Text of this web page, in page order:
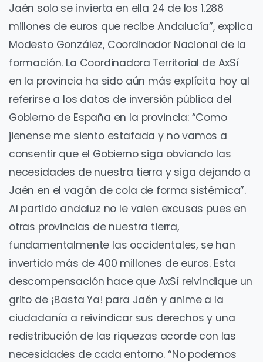
Jaén solo se invierta en ella 24 de los 1.288
millones de euros que recibe Andalucía”, explica
Modesto González, Coordinador Nacional de la
formación. La Coordinadora Territorial de AxSí
en la provincia ha sido aún más explícita hoy al
referirse a los datos de inversión pública del
Gobierno de España en la provincia: “Como
jienense me siento estafada y no vamos a
consentir que el Gobierno siga obviando las
necesidades de nuestra tierra y siga dejando a
Jaén en el vagón de cola de forma sistémica”.
Al partido andaluz no le valen excusas pues en
otras provincias de nuestra tierra,
fundamentalmente las occidentales, se han
invertido más de 400 millones de euros. Esta
descompensación hace que AxSí reivindique un
grito de ¡Basta Ya! para Jaén y anime a la
ciudadanía a reivindicar sus derechos y una
redistribución de las riquezas acorde con las
necesidades de cada entorno. “No podemos